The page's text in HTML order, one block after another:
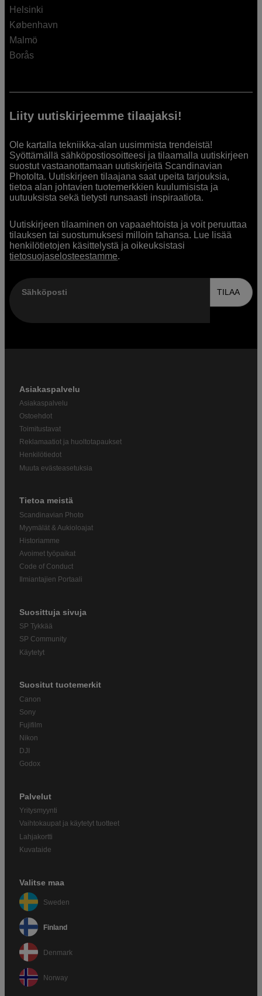
Helsinki
København
Malmö
Borås
Liity uutiskirjeemme tilaajaksi!
Ole kartalla tekniikka-alan uusimmista trendeistä!
Syöttämällä sähköpostiosoitteesi ja tilaamalla uutiskirjeen
suostut vastaanottamaan uutiskirjeitä Scandinavian
Photolta. Uutiskirjeen tilaajana saat upeita tarjouksia,
tietoa alan johtavien tuotemerkkien kuulumisista ja
uutuuksista sekä tietysti runsaasti inspiraatiota.
Uutiskirjeen tilaaminen on vapaaehtoista ja voit peruuttaa
tilauksen tai suostumuksesi milloin tahansa. Lue lisää
henkilötietojen käsittelystä ja oikeuksistasi
tietosuojaselosteestamme.
Sähköposti TILAA
Asiakaspalvelu
Asiakaspalvelu
Ostoehdot
Toimitustavat
Reklamaatiot ja huoltotapaukset
Henkilötiedot
Muuta evästeasetuksia
Tietoa meistä
Scandinavian Photo
Myymälät & Aukioloajat
Historiamme
Avoimet työpaikat
Code of Conduct
Ilmiantajien Portaali
Suosittuja sivuja
SP Tykkää
SP Community
Käytetyt
Suositut tuotemerkit
Canon
Sony
Fujifilm
Nikon
DJI
Godox
Palvelut
Yritysmyynti
Vaihtokaupat ja käytetyt tuotteet
Lahjakortti
Kuvataide
Valitse maa
Sweden
Finland
Denmark
Norway